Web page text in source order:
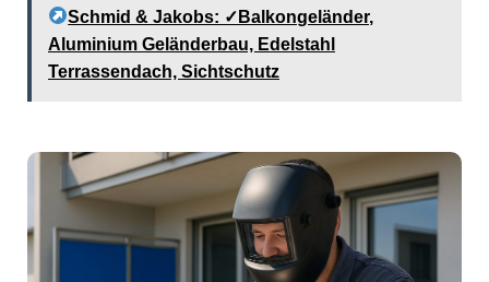
Schmid & Jakobs: ✓Balkongeländer,
Aluminium Geländerbau, Edelstahl
Terrassendach, Sichtschutz